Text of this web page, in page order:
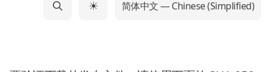
☀ 简体中文 — Chinese (Simplified)